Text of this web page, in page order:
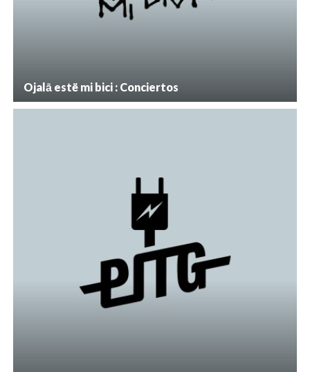
Ojalā estë mi bici : Conciertos